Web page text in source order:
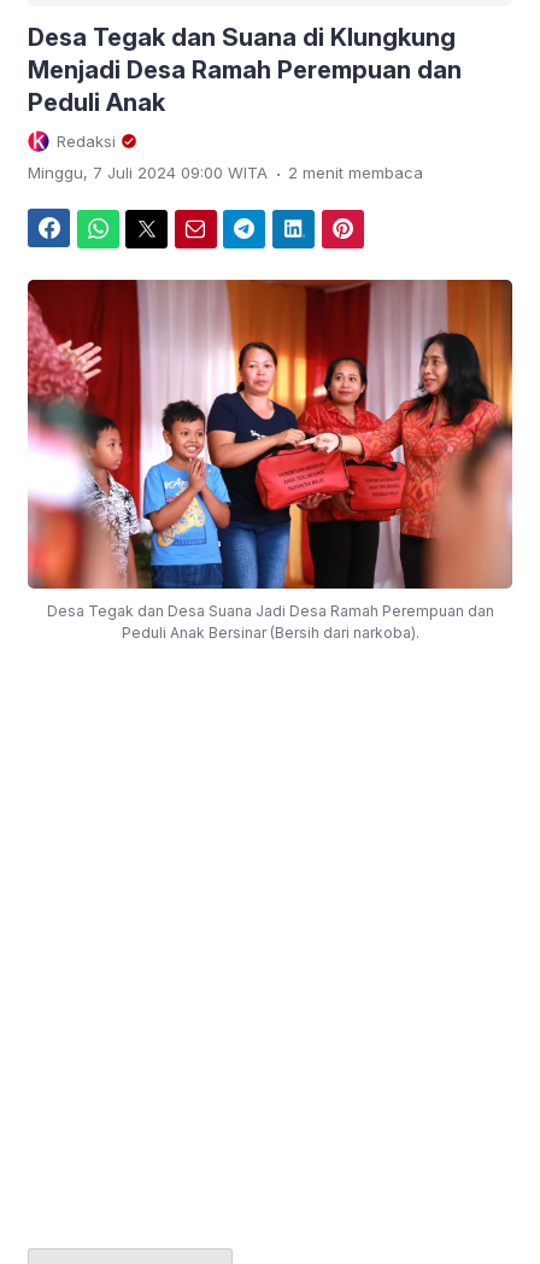
Desa Tegak dan Suana di Klungkung
Menjadi Desa Ramah Perempuan dan
Peduli Anak
Redaksi
Minggu, 7 Juli 2024 09:00 WITA . 2 menit membaca
Desa Tegak dan Desa Suana Jadi Desa Ramah Perempuan dan
Peduli Anak Bersinar (Bersih dari narkoba).